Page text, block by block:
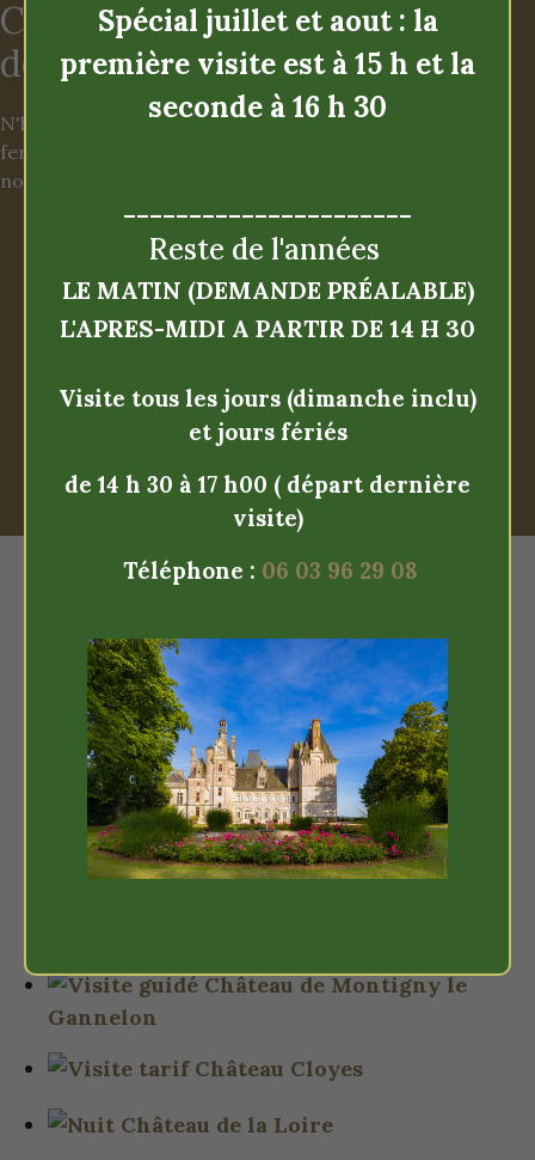
Contactez nous pour
demander une précision ...
N'hésitez pas à venir nous rendre visite, nous nous
ferons un plaisir de vous contez notre monument,
nos jardins, réceptions, votre mariage...
Mobile :06 03 96 29 08
Fixe : 02 37 98 30 03
Contact
Photos
Nos clichés récents
Spécial juillet et aout : la
première visite est à 15 h et la
seconde à 16 h 30
----------------------
Reste de l'années
LE MATIN (DEMANDE PRÉALABLE)
L'APRES-MIDI A PARTIR DE 14 H 30
Visite tous les jours (dimanche inclu)
et jours fériés
de 14 h 30 à 17 h00 ( départ dernière
visite)
Téléphone : 06 03 96 29 08